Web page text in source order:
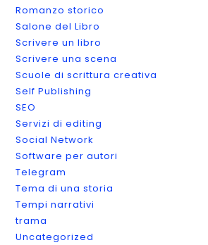
Romanzo storico
Salone del Libro
Scrivere un libro
Scrivere una scena
Scuole di scrittura creativa
Self Publishing
SEO
Servizi di editing
Social Network
Software per autori
Telegram
Tema di una storia
Tempi narrativi
trama
Uncategorized